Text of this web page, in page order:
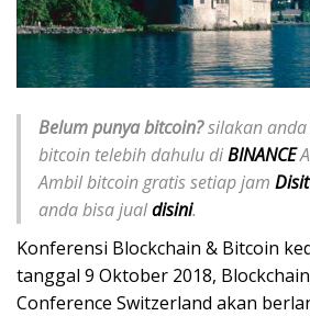
Belum punya bitcoin?silakan anda
bitcoin telebih dahulu diBINANCE
Ambil bitcoin gratis setiap jam
anda bisa jualdisini.
Konferensi Blockchain & Bitcoin
tanggal 9 Oktober 2018,
Conference Switzerland akan